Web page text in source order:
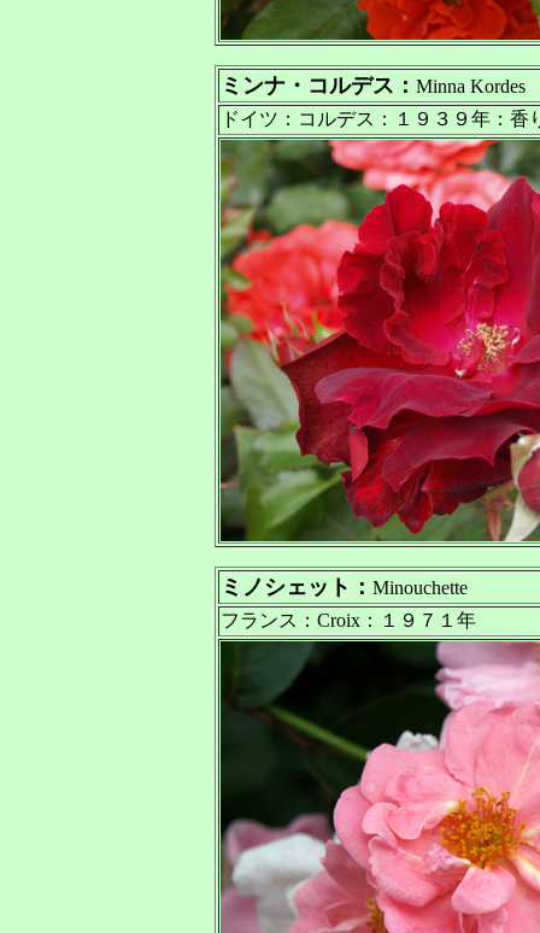
ミンナ・コルデス： Minna Kordes
ドイツ：コルデス：１９３９年：香
ミノシェット： Minouchette
フランス：Croix：１９７１年